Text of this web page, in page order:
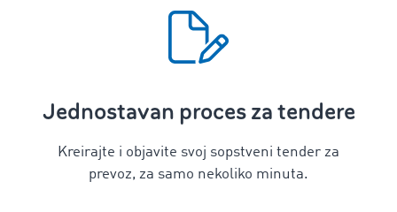
Jednostavan proces za tendere
Kreirajte i objavite svoj sopstveni tender za
prevoz, za samo nekoliko minuta.